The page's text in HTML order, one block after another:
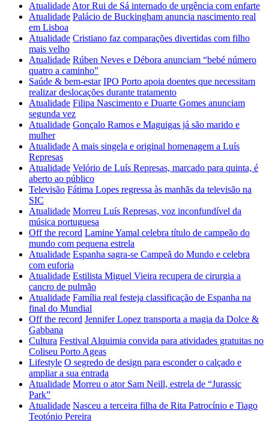
Atualidade Ator Rui de Sá internado de urgência com enfarte
Atualidade Palácio de Buckingham anuncia nascimento real
em Lisboa
Atualidade Cristiano faz comparações divertidas com filho
mais velho
Atualidade Rúben Neves e Débora anunciam “bebé número
quatro a caminho”
Saúde & bem-estar IPO Porto apoia doentes que necessitam
realizar deslocações durante tratamento
Atualidade Filipa Nascimento e Duarte Gomes anunciam
segunda vez
Atualidade Gonçalo Ramos e Maguigas já são marido e
mulher
Atualidade A mais singela e original homenagem a Luís
Represas
Atualidade Velório de Luís Represas, marcado para quinta, é
aberto ao público
Televisão Fátima Lopes regressa às manhãs da televisão na
SIC
Atualidade Morreu Luís Represas, voz inconfundível da
música portuguesa
Off the record Lamine Yamal celebra título de campeão do
mundo com pequena estrela
Atualidade Espanha sagra-se Campeã do Mundo e celebra
com euforia
Atualidade Estilista Miguel Vieira recupera de cirurgia a
cancro de pulmão
Atualidade Família real festeja classificação de Espanha na
final do Mundial
Off the record Jennifer Lopez transporta a magia da Dolce &
Gabbana
Cultura Festival Alquimia convida para atividades gratuitas no
Coliseu Porto Ageas
Lifestyle O segredo de design para esconder o calçado e
ampliar a sua entrada
Atualidade Morreu o ator Sam Neill, estrela de “Jurassic
Park”
Atualidade Nasceu a terceira filha de Rita Patrocínio e Tiago
Teotónio Pereira